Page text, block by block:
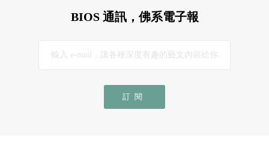
BIOS 通訊，佛系電子報
訂閱